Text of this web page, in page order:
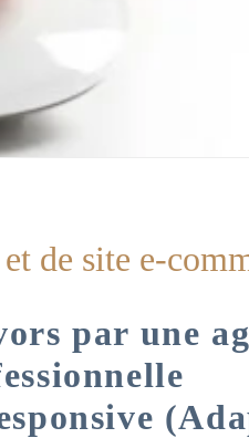
de site e-
par une